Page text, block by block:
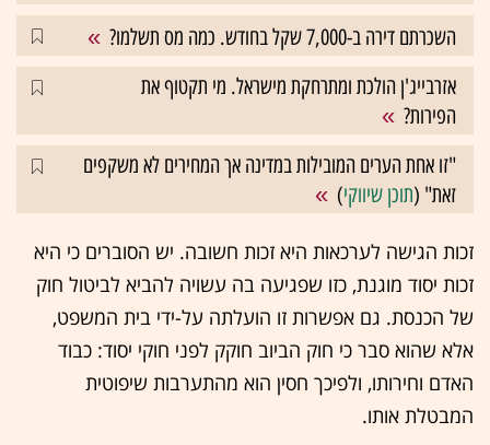
השכרתם דירה ב-7,000 שקל בחודש. כמה מס תשלמו?
אזרבייג'ן הולכת ומתרחקת מישראל. מי תקטוף את
הפירות?
"זו אחת הערים המובילות במדינה אך המחירים לא משקפים
זאת" (תוכן שיווקי)
זכות הגישה לערכאות היא זכות חשובה. יש הסוברים כי היא
זכות יסוד מוגנת, כזו שפגיעה בה עשויה להביא לביטול חוק
של הכנסת. גם אפשרות זו הועלתה על-ידי בית המשפט,
אלא שהוא סבר כי חוק הביוב חוקק לפני חוקי יסוד: כבוד
האדם וחירותו, ולפיכך חסין הוא מהתערבות שיפוטית
המבטלת אותו.